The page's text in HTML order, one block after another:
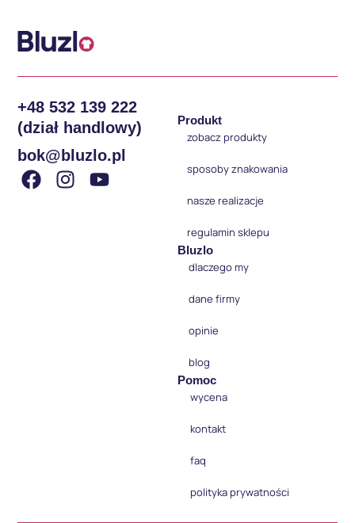
+48 532 139 222
(dział handlowy)
bok@bluzlo.pl
Produkt
zobacz produkty
sposoby znakowania
nasze realizacje
regulamin sklepu
Bluzlo
dlaczego my
dane firmy
opinie
blog
Pomoc
wycena
kontakt
faq
polityka prywatności